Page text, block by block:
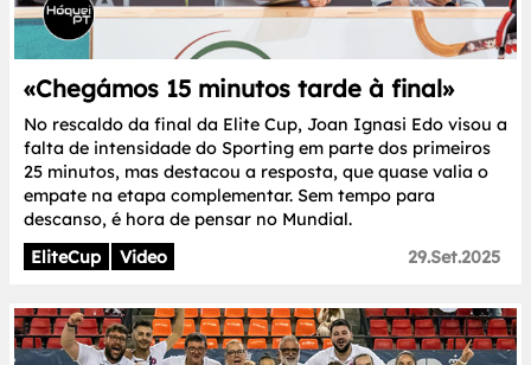
«Chegámos 15 minutos tarde à final»
No rescaldo da final da Elite Cup, Joan Ignasi Edo visou a
falta de intensidade do Sporting em parte dos primeiros
25 minutos, mas destacou a resposta, que quase valia o
empate na etapa complementar. Sem tempo para
descanso, é hora de pensar no Mundial.
EliteCup
Video 29.Set.2025